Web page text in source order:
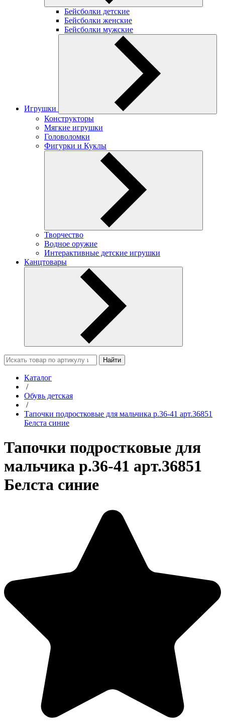
Бейсболки детские
Бейсболки женские
Бейсболки мужские
Игрушки
Конструкторы
Мягкие игрушки
Головоломки
Фигурки и Куклы
Творчество
Водное оружие
Интерактивные детские игрушки
Канцтовары
Найти
Каталог
/
Обувь детская
/
Тапочки подростковые для мальчика р.36-41 арт.36851
Белста синие
Тапочки подростковые для
мальчика р.36-41 арт.36851
Белста синие